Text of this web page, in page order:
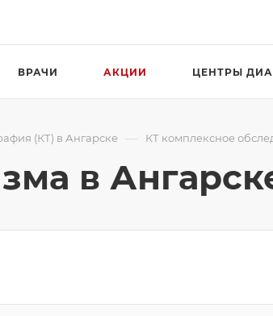
ВРАЧИ АКЦИИ ЦЕНТРЫ
(КТ) в Ангарске — КТ комплексное
в